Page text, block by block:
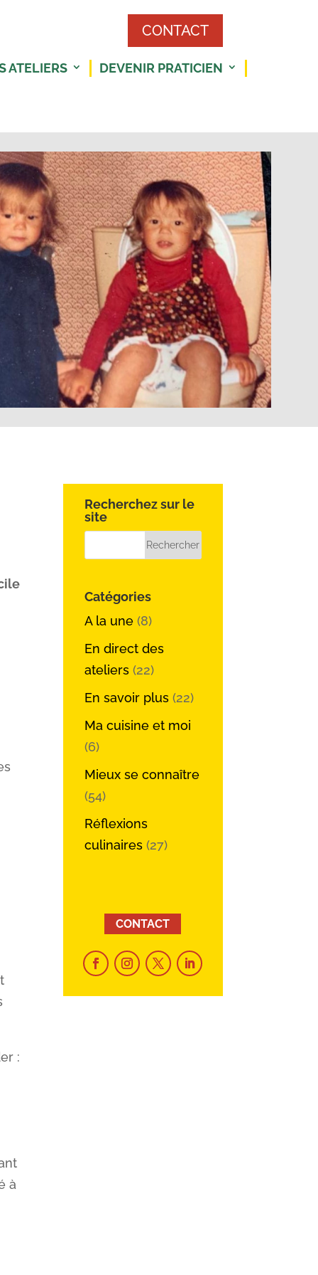
CONTACT
ATELIERS
DEVENIR PRATICIEN
:
à
Recherchez sur le
site
Catégories
A la une (8)
En direct des
ateliers (22)
En savoir plus (22)
Ma cuisine et moi
(6)
Mieux se connaître
(54)
Réflexions
culinaires (27)
CONTACT